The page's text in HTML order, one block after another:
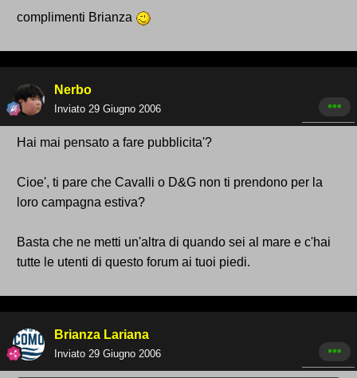
complimenti Brianza
Nerbo
Inviato 29 Giugno 2006
Hai mai pensato a fare pubblicita'?
Cioe', ti pare che Cavalli o D&G non ti prendono per la
loro campagna estiva?
Basta che ne metti un'altra di quando sei al mare e c'hai
tutte le utenti di questo forum ai tuoi piedi.
Brianza Lariana
Inviato 29 Giugno 2006